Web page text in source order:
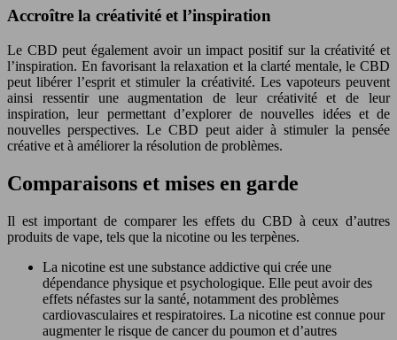
Accroître la créativité et l’inspiration
Le CBD peut également avoir un impact positif sur la créativité et
l’inspiration. En favorisant la relaxation et la clarté mentale, le CBD
peut libérer l’esprit et stimuler la créativité. Les vapoteurs peuvent
ainsi ressentir une augmentation de leur créativité et de leur
inspiration, leur permettant d’explorer de nouvelles idées et de
nouvelles perspectives. Le CBD peut aider à stimuler la pensée
créative et à améliorer la résolution de problèmes.
Comparaisons et mises en garde
Il est important de comparer les effets du CBD à ceux d’autres
produits de vape, tels que la nicotine ou les terpènes.
La nicotine est une substance addictive qui crée une
dépendance physique et psychologique. Elle peut avoir des
effets néfastes sur la santé, notamment des problèmes
cardiovasculaires et respiratoires. La nicotine est connue pour
augmenter le risque de cancer du poumon et d’autres